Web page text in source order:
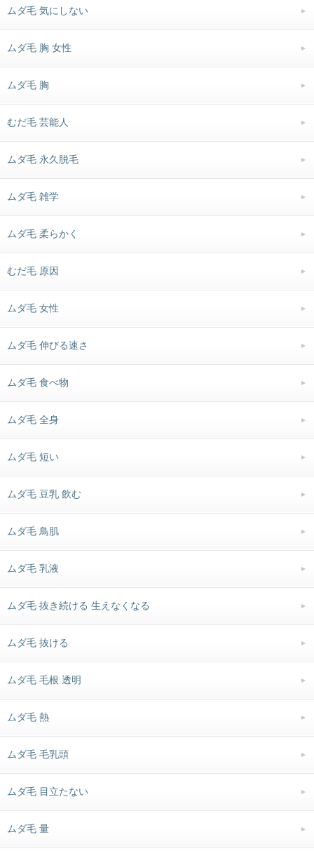
ムダ毛 気にしない
ムダ毛 胸 女性
ムダ毛 胸
むだ毛 芸能人
ムダ毛 永久脱毛
ムダ毛 雑学
ムダ毛 柔らかく
むだ毛 原因
ムダ毛 女性
ムダ毛 伸びる速さ
ムダ毛 食べ物
ムダ毛 全身
ムダ毛 短い
ムダ毛 豆乳 飲む
ムダ毛 鳥肌
ムダ毛 乳液
ムダ毛 抜き続ける 生えなくなる
ムダ毛 抜ける
ムダ毛 毛根 透明
ムダ毛 熱
ムダ毛 毛乳頭
ムダ毛 目立たない
ムダ毛 量